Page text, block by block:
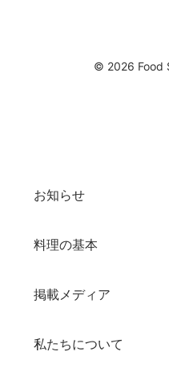
© 2026 Food
お知らせ
料理の基本
掲載メディア
私たちについて